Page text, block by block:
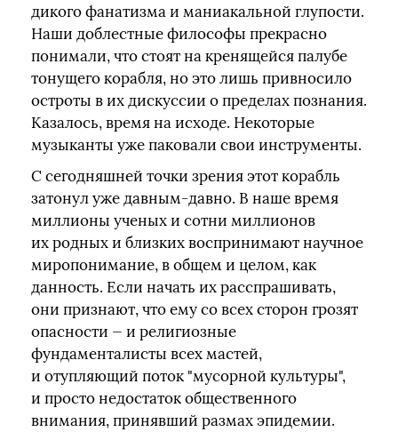
дикого фанатизма и маниакальной глупости.
Наши доблестные философы прекрасно
понимали, что стоят на кренящейся палубе
тонущего корабля, но это лишь привносило
остроты в их дискуссии о пределах познания.
Казалось, время на исходе. Некоторые
музыканты уже паковали свои инструменты.
С сегодняшней точки зрения этот корабль
затонул уже давным-давно. В наше время
миллионы ученых и сотни миллионов
их родных и близких воспринимают научное
миропонимание, в общем и целом, как
данность. Если начать их расспрашивать,
они признают, что ему со всех сторон грозят
опасности — и религиозные
фундаменталисты всех мастей,
и отупляющий поток "мусорной культуры",
и просто недостаток общественного
внимания, принявший размах эпидемии.